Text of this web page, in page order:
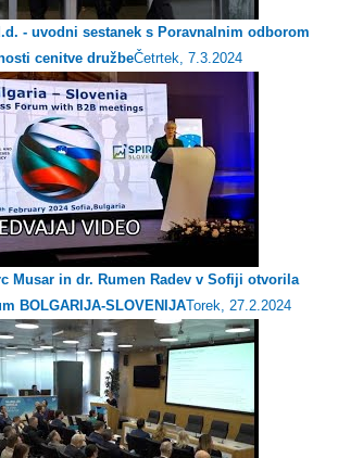
- uvodni sestanek s Poravnalnim odborom
cenitve družbeČetrtek, 7.3.2024
Musar in dr. Rumen Radev v Sofiji otvorila
BOLGARIJA-SLOVENIJATorek, 27.2.2024